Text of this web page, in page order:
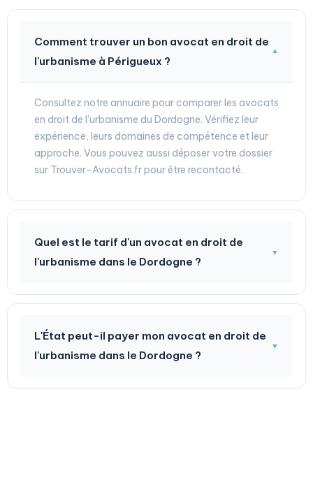
Comment trouver un bon avocat en droit de
l'urbanisme à Périgueux ?
▼
Consultez notre annuaire pour comparer les avocats
en droit de l'urbanisme du Dordogne. Vérifiez leur
expérience, leurs domaines de compétence et leur
approche. Vous pouvez aussi déposer votre dossier
sur Trouver-Avocats.fr pour être recontacté.
Quel est le tarif d'un avocat en droit de
l'urbanisme dans le Dordogne ?
▼
L'État peut-il payer mon avocat en droit de
l'urbanisme dans le Dordogne ?
▼